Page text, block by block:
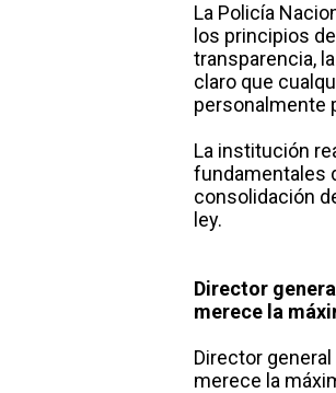
La Policía
los principios
transparencia,
claro que
personalmente
La institución
fundamentales
consolidación
ley.
Director
merece la
Director
merece la